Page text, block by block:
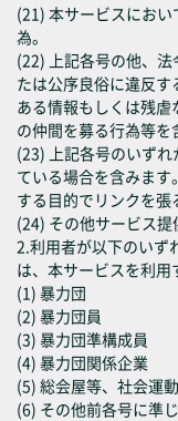
(21) 本サービスにお
為。
(22) 上記各号の他、
たは公序良俗に違反
ある情報もしくは残
の仲間を募る行為等を
(23) 上記各号のいず
ている場合を含みま
する目的でリンクを張
(24) その他サービス
2.利用者が以下のいず
は、本サービスを利用
(1) 暴力団
(2) 暴力団員
(3) 暴力団準構成員
(4) 暴力団関係企業
(5) 総会屋等、社会運
(6) その他前各号に準